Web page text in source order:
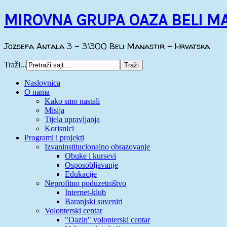
MIROVNA GRUPA OAZA BELI
Jozsefa Antala 3 - 31300 Beli Manastir - Hrvatska
Traži...
Naslovnica
O nama
Kako smo nastali
Misija
Tijela upravljanja
Korisnici
Programi i projekti
Izvaninstitucionalno obrazovanje
Obuke i kursevi
Osposobljavanje
Edukacije
Neprofitno poduzetništvo
Internet-klub
Baranjski suveniri
Volonterski centar
"Oazin" volonterski centar